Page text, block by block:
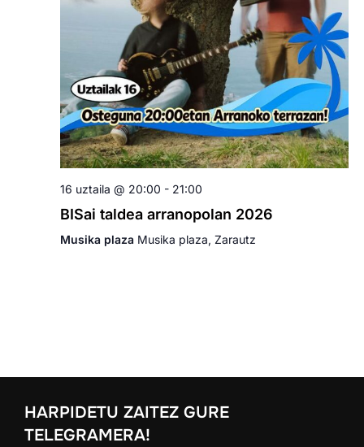
16 uztaila @ 20:00 - 21:00
BISai taldea arranopolan 2026
Musika plaza Musika plaza, Zarautz
HARPIDETU ZAITEZ GURE
TELEGRAMERA!